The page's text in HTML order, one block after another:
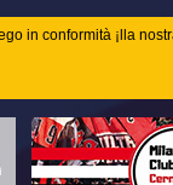
in conformità ¡lla